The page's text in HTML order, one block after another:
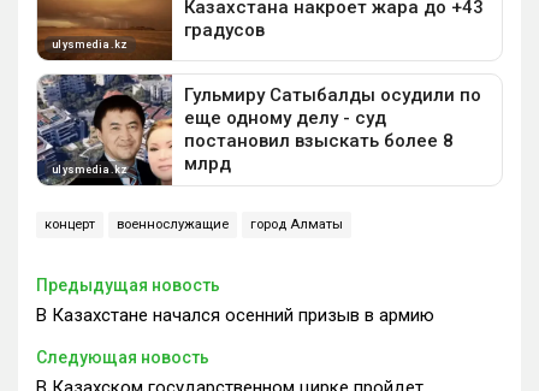
концерт военнослужащие город Алматы
Предыдущая новость
В Казахстане начался осенний призыв в армию
Следующая новость